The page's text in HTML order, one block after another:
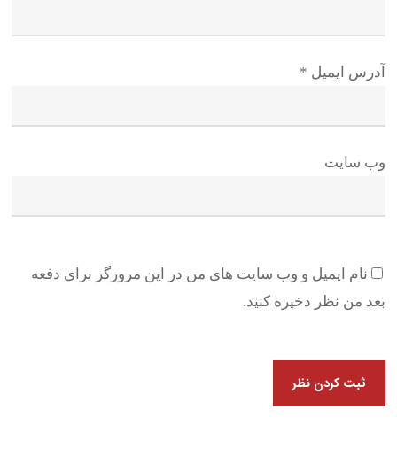
آدرس ایمیل *
وب سایت
نام ایمیل و وب سایت های من در این مرورگر برای دفعه
بعد من نظر ذخیره کنید.